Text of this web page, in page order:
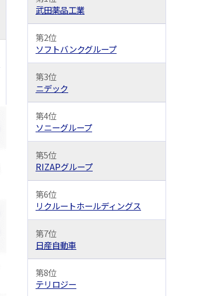
武田薬品工業
第2位
ソフトバンクグループ
第3位
ニデック
第4位
ソニーグループ
第5位
RIZAPグループ
第6位
リクルートホールディングス
第7位
日産自動車
第8位
テリロジー